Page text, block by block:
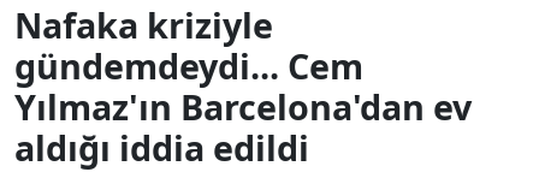
Nafaka kriziyle
gündemdeydi... Cem
Yılmaz'ın Barcelona'dan ev
aldığı iddia edildi